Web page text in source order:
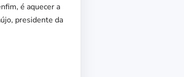
é aquecer a
presidente da